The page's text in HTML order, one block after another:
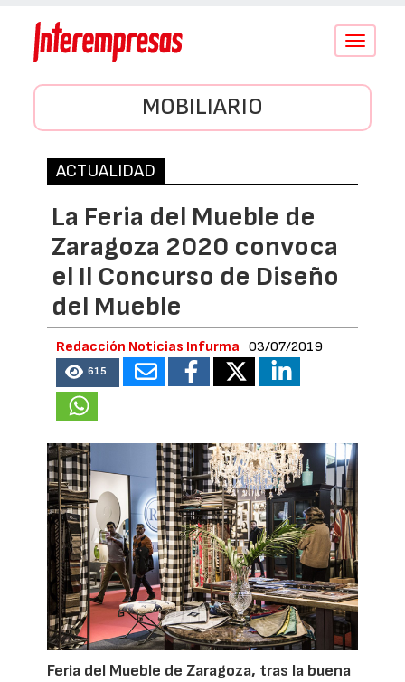
Conmutar
MOBILIARIO
ACTUALIDAD
La Feria del Mueble de
Zaragoza 2020 convoca
el Il Concurso de Diseño
del Mueble
Redacción Noticias Infurma 03/07/2019
615
Feria del Mueble de Zaragoza, tras la buena